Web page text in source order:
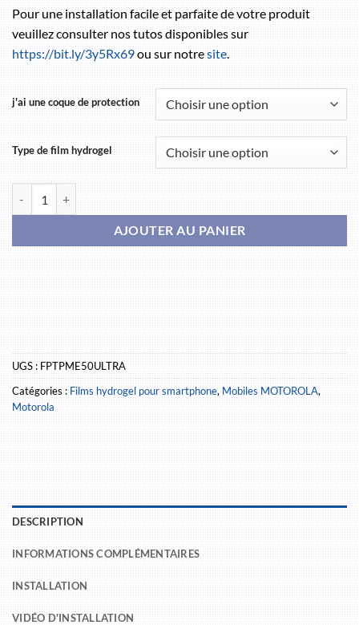
Pour une installation facile et parfaite de votre produit
veuillez consulter nos tutos disponibles sur
https://bit.ly/3y5Rx69ou sur notresite.
j'ai une coque de protection
Type de film hydrogel
quantité de MOTOROLA Edge 50 Ultra
AJOUTER AU PANIER
UGS :FPTPME50ULTRA
Catégories :Films hydrogel pour smartphone,Mobiles MOTOROLA,
Motorola
DESCRIPTION
INFORMATIONS COMPLÉMENTAIRES
INSTALLATION
VIDÉO D'INSTALLATION